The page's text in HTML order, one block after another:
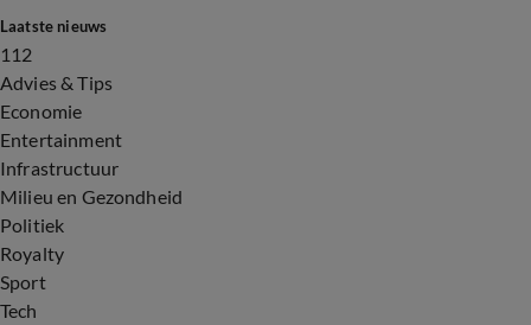
Laatste nieuws
112
Advies & Tips
Economie
Entertainment
Infrastructuur
Milieu en Gezondheid
Politiek
Royalty
Sport
Tech